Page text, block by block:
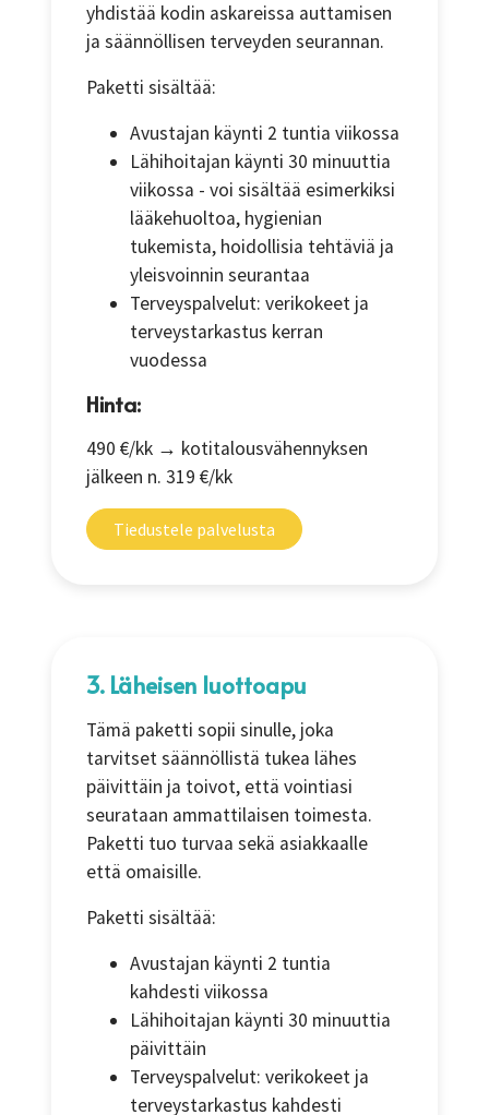
yhdistää kodin askareissa auttamisen
ja säännöllisen terveyden seurannan.
Paketti sisältää:
Avustajan käynti 2 tuntia viikossa
Lähihoitajan käynti 30 minuuttia
viikossa - voi sisältää esimerkiksi
lääkehuoltoa, hygienian
tukemista, hoidollisia tehtäviä ja
yleisvoinnin seurantaa
Terveyspalvelut: verikokeet ja
terveystarkastus kerran
vuodessa
Hinta:
490 €/kk → kotitalousvähennyksen
jälkeen n. 319 €/kk
Tiedustele palvelusta
3. Läheisen luottoapu
Tämä paketti sopii sinulle, joka
tarvitset säännöllistä tukea lähes
päivittäin ja toivot, että vointiasi
seurataan ammattilaisen toimesta.
Paketti tuo turvaa sekä asiakkaalle
että omaisille.
Paketti sisältää:
Avustajan käynti 2 tuntia
kahdesti viikossa
Lähihoitajan käynti 30 minuuttia
päivittäin
Terveyspalvelut: verikokeet ja
terveystarkastus kahdesti